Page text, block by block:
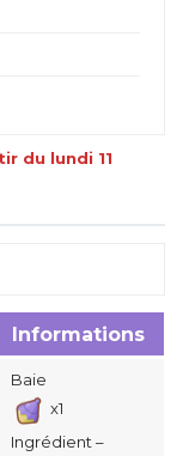
du lundi 11
Informations
Baie
x1
Ingrédient –